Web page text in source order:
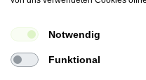
Notwendig
Funktional